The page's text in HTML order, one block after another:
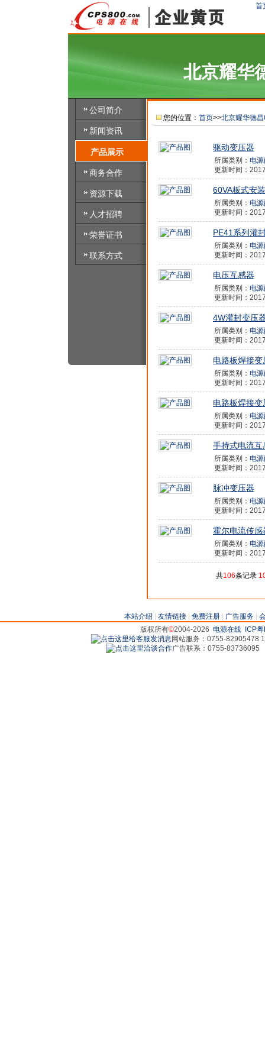
首
北京耀华
公司简介
新闻资讯
产品展示
商务合作
资源下载
人才招聘
荣誉证书
联系方式
您的位置： 首页>>北京耀华德
驱动变压器
所属类别： 电
更新时间：
60VA板式安
所属类别： 电
更新时间：
PE41系列灌
所属类别： 电
更新时间：
电压互感器
所属类别： 电
更新时间：
4W灌封变压
所属类别： 电
更新时间：
电路板焊接变
所属类别： 电
更新时间：
电路板焊接变
所属类别： 电
更新时间：
手持式电流互
所属类别： 电
更新时间：
脉冲变压器
所属类别： 电
更新时间：
霍尔电流传
所属类别： 电
更新时间：
共106条记录
本站介绍 友情链接| 免费注册| 广告服务|
版权所有©2004-2026 电源在线
ICP
网站服务：0755-82905478
广告联系：0755-83736095